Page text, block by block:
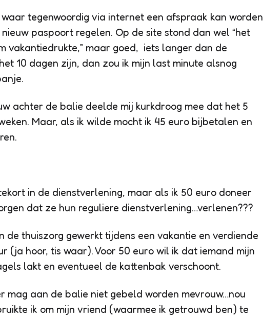
tegenwoordig via internet een afspraak kan worden
paspoort regelen. Op de site stond dan wel “het
vakantiedrukte,” maar goed, iets langer dan de
10 dagen zijn, dan zou ik mijn last minute alsnog
achter de balie deelde mij kurkdroog mee dat het 5
Maar, als ik wilde mocht ik 45 euro bijbetalen en
in de dienstverlening, maar als ik 50 euro doneer
dat ze hun reguliere dienstverlening…verlenen???
de thuiszorg gewerkt tijdens een vakantie en verdiende
(ja hoor, tis waar). Voor 50 euro wil ik dat iemand mijn
lakt en eventueel de kattenbak verschoont.
mag aan de balie niet gebeld worden mevrouw…nou
ik om mijn vriend (waarmee ik getrouwd ben) te